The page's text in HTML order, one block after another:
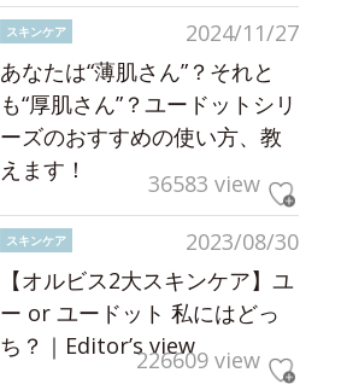
2024/11/27
スキンケア
あなたは“薄肌さん”？それと
も“厚肌さん”？ユードットシリ
ーズのおすすめの使い方、教
えます！
36583 view
2023/08/30
スキンケア
【オルビス2大スキンケア】ユ
ー or ユードット 私にはどっ
ち？｜Editor’s view226609 view